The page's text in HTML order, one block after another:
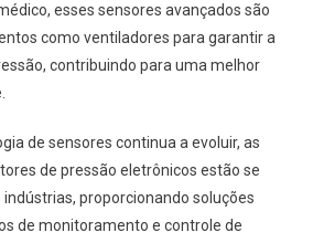
esses sensores avançados são
como ventiladores para garantir a
contribuindo para uma melhor
de sensores continua a evoluir, as
de pressão eletrônicos estão se
proporcionando soluções
de monitoramento e controle de